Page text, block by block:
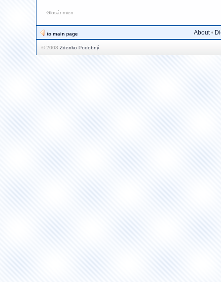
Glosár mien
to main page About•
© 2008 Zdenko Podobný